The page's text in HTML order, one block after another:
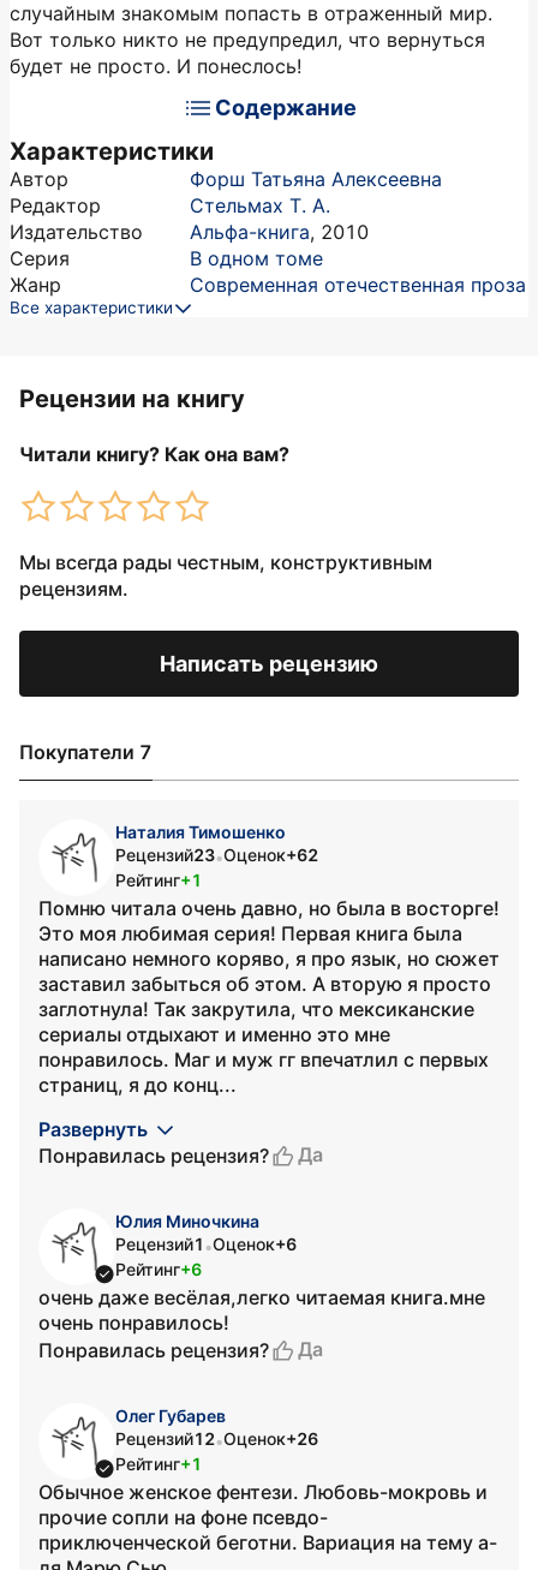
случайным знакомым попасть в отраженный мир.
Вот только никто не предупредил, что вернуться
будет не просто. И понеслось!
Содержание
Характеристики
Автор
Форш Татьяна Алексеевна
Редактор
Стельмах Т. А.
Издательство
Альфа-книга, 2010
Серия
В одном томе
Жанр
Современная отечественная проза
Все характеристики
Рецензии на книгу
Читали книгу? Как она вам?
Мы всегда рады честным, конструктивным
рецензиям.
Написать рецензию
Покупатели 7
Наталия Тимошенко
Рецензий23•Оценок+62
Рейтинг+1
Помню читала очень давно, но была в восторге!
Это моя любимая серия! Первая книга была
написано немного коряво, я про язык, но сюжет
заставил забыться об этом. А вторую я просто
заглотнула! Так закрутила, что мексиканские
сериалы отдыхают и именно это мне
понравилось. Маг и муж гг впечатлил с первых
страниц, я до конц...
Развернуть
Понравилась рецензия?
Да
Юлия Миночкина
Рецензий1 •Оценок+6
Рейтинг+6
очень даже весёлая,легко читаемая книга.мне
очень понравилось!
Понравилась рецензия?
Да
Олег Губарев
Рецензий12•Оценок+26
Рейтинг+1
Обычное женское фентези. Любовь-мокровь и
прочие сопли на фоне псевдо-
приключенческой беготни. Вариация на тему а-